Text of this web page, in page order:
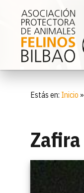
Estás en: Inicio »
Zafira